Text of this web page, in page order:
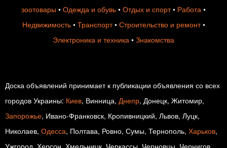
зоотовары • Одежда и обувь • Отдых и спорт• Работа •
Недвижимость• Транспорт• Строительство и ремонт•
Электроника и техника • Знакомства
Доска объявлений принимает к публикации объявления со всех
городов Украины: Киев, Винница, Днепр, Донецк, Житомир,
Запорожье, Ивано-Франковск, Кропивницкий, Львов, Луцк,
Николаев, Одесса, Полтава, Ровно, Сумы, Тернополь, Харьков,